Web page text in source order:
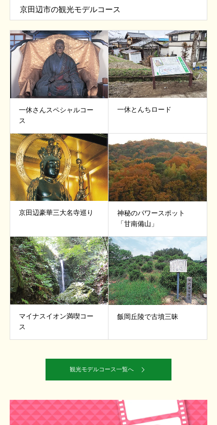
京田辺市の観光モデルコース
一休さんスペシャルコー
ス
一休とんちロード
京田辺豪華三大名寺巡り
神秘のパワースポット
「甘南備山」
マイナスイオン満喫コー
ス
飯岡丘陵で古墳三昧
観光モデルコース一覧へ